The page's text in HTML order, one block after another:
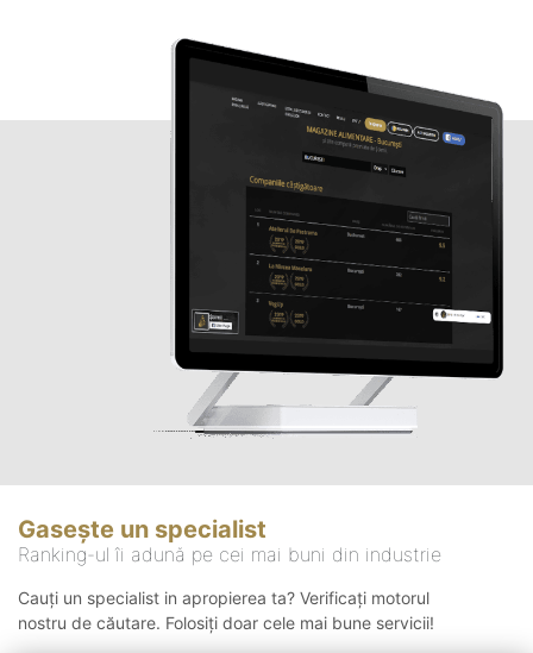
Gasește un specialist
Ranking-ul îi adună pe cei mai buni din industrie
Cauți un specialist in apropierea ta? Verificați motorul
nostru de căutare. Folosiți doar cele mai bune servicii!